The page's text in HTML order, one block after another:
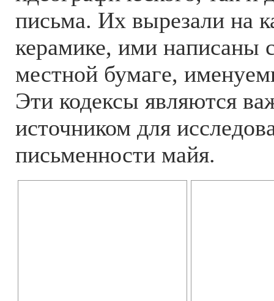
письма. Их вырезали на
керамике, ими написаны
местной бумаге,
Эти кодексы являются
источником для
письменности майя.